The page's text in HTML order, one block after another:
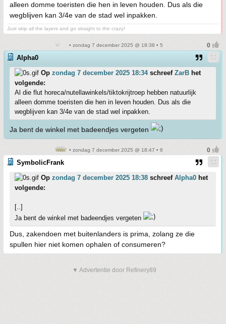
alleen domme toeristen die hen in leven houden. Dus als die
wegblijven kan 3/4e van de stad wel inpakken.
Just skip all the layers and go straight to the crazy!
• zondag 7 december 2025 @ 18:38 • 5
Alpha0
Op zondag 7 december 2025 18:34schreef ZarB het
volgende:
Al die flut horeca/nutellawinkels/tiktokrijtroep hebben natuurlijk
alleen domme toeristen die hen in leven houden. Dus als die
wegblijven kan 3/4e van de stad wel inpakken.
Ja bent de winkel met badeendjes vergeten
• zondag 7 december 2025 @ 18:47 • 6
SymbolicFrank
Op zondag 7 december 2025 18:38 schreef Alpha0 het
volgende:
[..]
Ja bent de winkel met badeendjes vergeten
Dus, zakendoen met buitenlanders is prima, zolang ze die
spullen hier niet komen ophalen of consumeren?
▼ Advertentie door Refinery89